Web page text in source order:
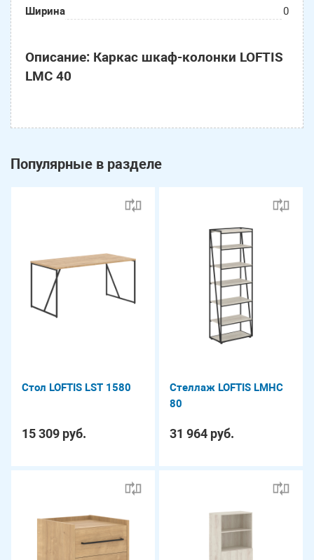
Ширина
0
Описание: Каркас шкаф-колонки LOFTIS
LMC 40
Популярные в разделе
Стол LOFTIS LST 1580
15 309 руб.
Стеллаж LOFTIS LMHC
80
31 964 руб.